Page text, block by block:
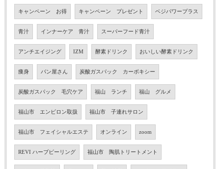
キャンペーン お得 キャンペーン プレゼント ベジパワープラス
青汁 インナーケア 青汁 スーパーフード青汁
アンチエイジング IZM 酵素ドリンク おいしい酵素ドリンク
痩身 パン屋さん 炭酸ガスパック カーボキシー
炭酸ガスパック 毛穴ケア 福山 ランチ 福山 グルメ
福山市 エンビロン取扱 福山市 子連れサロン
福山市 フェイシャルエステ オンライン zoom
REVI ハーブピーリング 福山市 陶肌トリートメント